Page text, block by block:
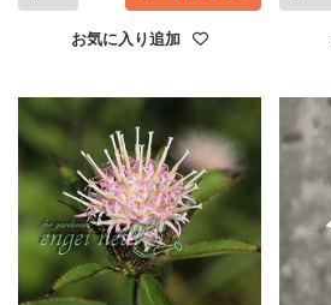
お気に入り追加